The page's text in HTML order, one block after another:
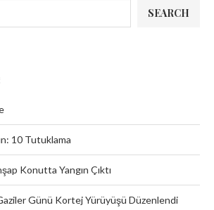
SEARCH
10 Tutuklama
Konutta Yangın Çıktı
Günü Kortej Yürüyüşü Düzenlendi